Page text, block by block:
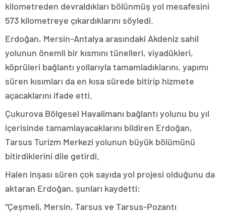
kilometreden devraldıkları bölünmüş yol mesafesini
573 kilometreye çıkardıklarını söyledi.
Erdoğan, Mersin-Antalya arasındaki Akdeniz sahil
yolunun önemli bir kısmını tünelleri, viyadükleri,
köprüleri bağlantı yollarıyla tamamladıklarını, yapımı
süren kısımları da en kısa sürede bitirip hizmete
açacaklarını ifade etti.
Çukurova Bölgesel Havalimanı bağlantı yolunu bu yıl
içerisinde tamamlayacaklarını bildiren Erdoğan,
Tarsus Turizm Merkezi yolunun büyük bölümünü
bitirdiklerini dile getirdi.
Halen inşası süren çok sayıda yol projesi olduğunu da
aktaran Erdoğan, şunları kaydetti:
“Çeşmeli, Mersin, Tarsus ve Tarsus-Pozantı